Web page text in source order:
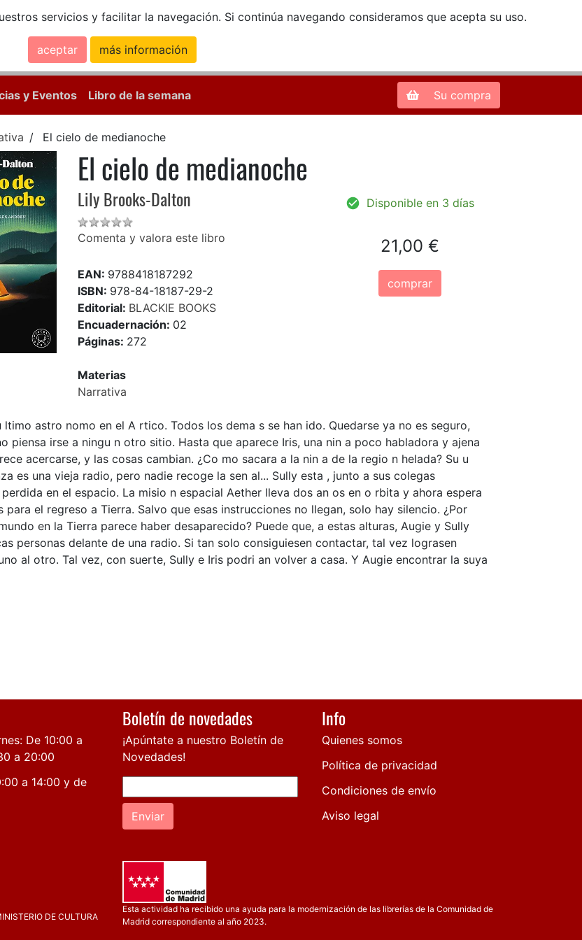
servicios y facilitar la navegación. Si continúa navegando consideramos que acepta su uso.
aceptar más información
Zona de Clientes
y Eventos Libro de la semana Su compra
El cielo de medianoche
El cielo de medianoche
Lily Brooks-Dalton
Comenta y valora este libro
EAN: 9788418187292
ISBN: 978-84-18187-29-2
Editorial: BLACKIE BOOKS
Encuadernación: 02
Páginas: 272
Materias
Narrativa
Disponible en 3 días
21,00 €
comprar
ltimo astro nomo en el A rtico. Todos los dema s se han ido. Quedarse ya no es seguro,
piensa irse a ningu n otro sitio. Hasta que aparece Iris, una nin a poco habladora y ajena
acercarse, y las cosas cambian. ¿Co mo sacara a la nin a de la regio n helada? Su u
es una vieja radio, pero nadie recoge la sen al... Sully esta , junto a sus colegas
en el espacio. La misio n espacial Aether lleva dos an os en o rbita y ahora espera
para el regreso a Tierra. Salvo que esas instrucciones no llegan, solo hay silencio. ¿Por
en la Tierra parece haber desaparecido? Puede que, a estas alturas, Augie y Sully
personas delante de una radio. Si tan solo consiguiesen contactar, tal vez lograsen
al otro. Tal vez, con suerte, Sully e Iris podri an volver a casa. Y Augie encontrar la suya
De 10:00 a
a 20:00
a 14:00 y de
Boletín de novedades
¡Apúntate a nuestro Boletín de
Novedades!
Enviar
Info
Quienes somos
Política de privacidad
Condiciones de envío
Aviso legal
DE CULTURA
Esta actividad ha recibido una ayuda para la modernización de las librerías de la Comunidad de
Madrid correspondiente al año 2023.